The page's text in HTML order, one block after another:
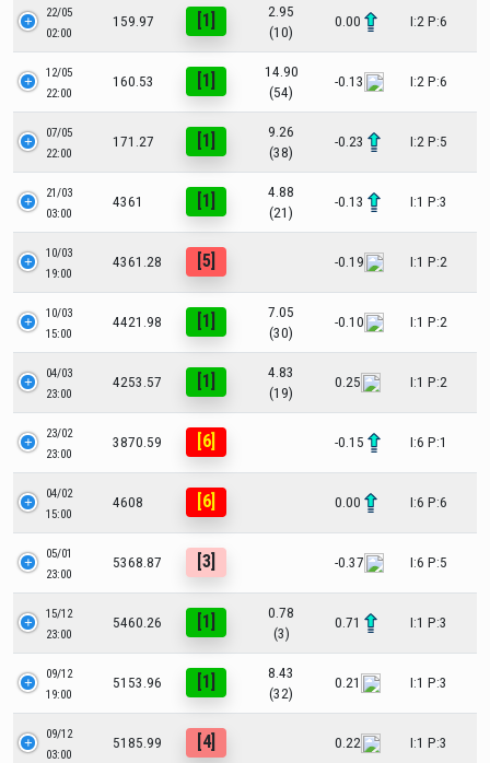
22/05
02:00
159.97 [1]
2.95
(10)
0.00 I:2 P:6
12/05
22:00
160.53 [1]
14.90
(54)
-0.13 I:2 P:6
07/05
22:00
171.27 [1]
9.26
(38)
-0.23 I:2 P:5
21/03
03:00
4361 [1]
4.88
(21)
-0.13 I:1 P:3
10/03
19:00
4361.28 [5] -0.19 I:1 P:2
10/03
15:00
4421.98 [1]
7.05
(30)
-0.10 I:1 P:2
04/03
23:00
4253.57 [1]
4.83
(19)
0.25 I:1 P:2
23/02
23:00
3870.59 [6] -0.15 I:6 P:1
04/02
15:00
4608 [6] 0.00 I:6 P:6
05/01
23:00
5368.87 [3] -0.37 I:6 P:5
15/12
23:00
5460.26 [1]
0.78
(3)
0.71 I:1 P:3
09/12
19:00
5153.96 [1]
8.43
(32)
0.21 I:1 P:3
09/12
03:00
5185.99 [4] 0.22 I:1 P:3